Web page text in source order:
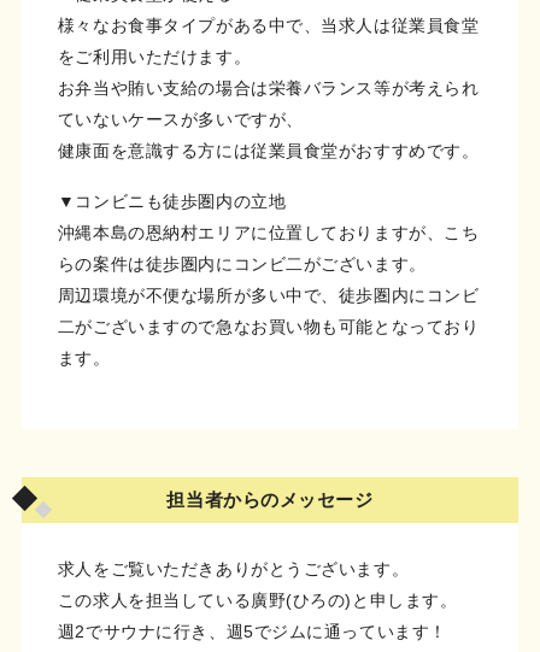
様々なお食事タイプがある中で、当求人は従業員食堂
をご利用いただけます。
お弁当や賄い支給の場合は栄養バランス等が考えられ
ていないケースが多いですが、
健康面を意識する方には従業員食堂がおすすめです。
▼コンビニも徒歩圏内の立地
沖縄本島の恩納村エリアに位置しておりますが、こち
らの案件は徒歩圏内にコンビ二がございます。
周辺環境が不便な場所が多い中で、徒歩圏内にコンビ
二がございますので急なお買い物も可能となっており
ます。
担当者からのメッセージ
求人をご覧いただきありがとうございます。
この求人を担当している廣野(ひろの)と申します。
週2でサウナに行き、週5でジムに通っています！